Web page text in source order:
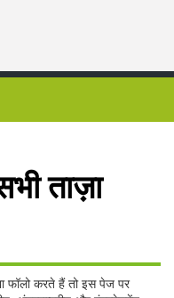
ताज़ा
फॉलो करते हैं तो इस पेज पर